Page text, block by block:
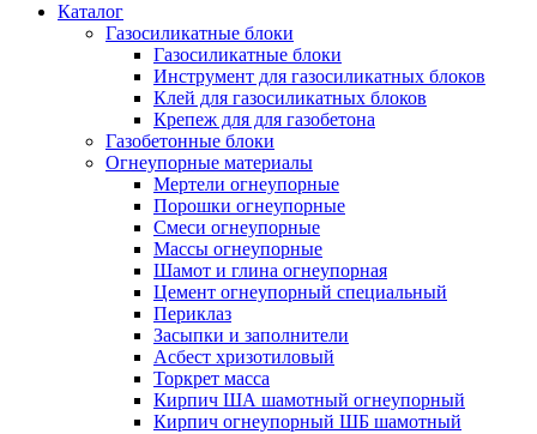
Каталог
Газосиликатные блоки
Газосиликатные блоки
Инструмент для газосиликатных блоков
Клей для газосиликатных блоков
Крепеж для для газобетона
Газобетонные блоки
Огнеупорные материалы
Мертели огнеупорные
Порошки огнеупорные
Смеси огнеупорные
Массы огнеупорные
Шамот и глина огнеупорная
Цемент огнеупорный специальный
Периклаз
Засыпки и заполнители
Асбест хризотиловый
Торкрет масса
Кирпич ША шамотный огнеупорный
Кирпич огнеупорный ШБ шамотный